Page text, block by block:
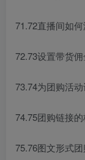
71.72直播间如
72.73设置带货
73.74为团购活
74.75团购链接
75.76图文形式